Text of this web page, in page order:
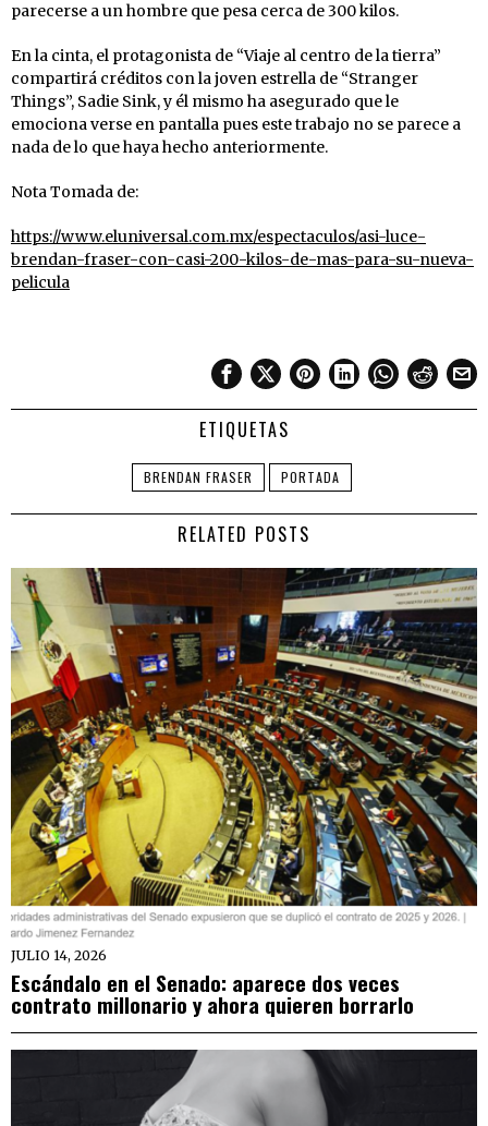
parecerse a un hombre que pesa cerca de 300 kilos.
En la cinta, el protagonista de “Viaje al centro de la tierra”
compartirá créditos con la joven estrella de “Stranger
Things”, Sadie Sink, y él mismo ha asegurado que le
emociona verse en pantalla pues este trabajo no se parece a
nada de lo que haya hecho anteriormente.
Nota Tomada de:
https://www.eluniversal.com.mx/espectaculos/asi-luce-
brendan-fraser-con-casi-200-kilos-de-mas-para-su-nueva-
pelicula
ETIQUETAS
BRENDAN FRASER PORTADA
RELATED POSTS
JULIO 14, 2026
Escándalo en el Senado: aparece dos veces
contrato millonario y ahora quieren borrarlo